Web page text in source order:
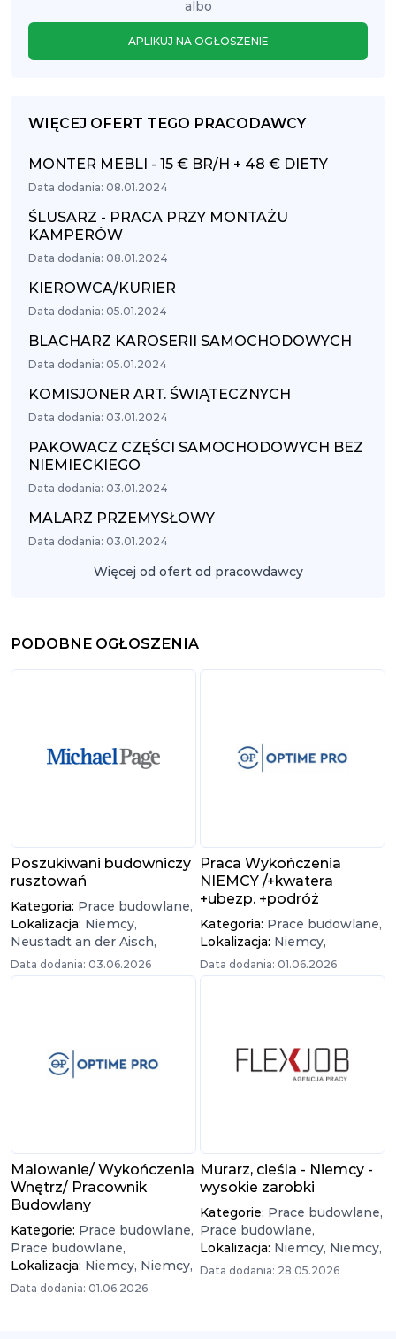
albo
APLIKUJ NA OGŁOSZENIE
WIĘCEJ OFERT TEGO PRACODAWCY
MONTER MEBLI - 15 € BR/H + 48 € DIETY
Data dodania: 08.01.2024
ŚLUSARZ - PRACA PRZY MONTAŻU
KAMPERÓW
Data dodania: 08.01.2024
KIEROWCA/KURIER
Data dodania: 05.01.2024
BLACHARZ KAROSERII SAMOCHODOWYCH
Data dodania: 05.01.2024
KOMISJONER ART. ŚWIĄTECZNYCH
Data dodania: 03.01.2024
PAKOWACZ CZĘŚCI SAMOCHODOWYCH BEZ
NIEMIECKIEGO
Data dodania: 03.01.2024
MALARZ PRZEMYSŁOWY
Data dodania: 03.01.2024
Więcej od ofert od pracowdawcy
PODOBNE OGŁOSZENIA
Poszukiwani budowniczy
rusztowań
Kategoria: Prace budowlane,
Lokalizacja: Niemcy,
Neustadt an der Aisch,
Data dodania: 03.06.2026
Praca Wykończenia
NIEMCY /+kwatera
+ubezp. +podróż
Kategoria: Prace budowlane,
Lokalizacja: Niemcy,
Data dodania: 01.06.2026
Malowanie/ Wykończenia
Wnętrz/ Pracownik
Budowlany
Kategorie: Prace budowlane,
Prace budowlane,
Lokalizacja: Niemcy, Niemcy,
Data dodania: 01.06.2026
Murarz, cieśla - Niemcy -
wysokie zarobki
Kategorie: Prace budowlane,
Prace budowlane,
Lokalizacja: Niemcy, Niemcy,
Data dodania: 28.05.2026